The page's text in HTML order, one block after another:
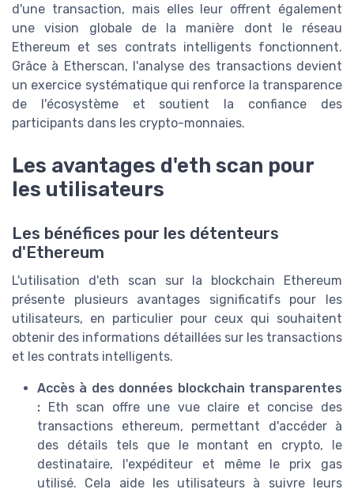
d'une transaction, mais elles leur offrent également
une vision globale de la manière dont le réseau
Ethereum et ses contrats intelligents fonctionnent.
Grâce à Etherscan, l'analyse des transactions devient
un exercice systématique qui renforce la transparence
de l'écosystème et soutient la confiance des
participants dans les crypto-monnaies.
Les avantages d'eth scan pour
les utilisateurs
Les bénéfices pour les détenteurs
d'Ethereum
L'utilisation d'eth scan sur la blockchain Ethereum
présente plusieurs avantages significatifs pour les
utilisateurs, en particulier pour ceux qui souhaitent
obtenir des informations détaillées sur les transactions
et les contrats intelligents.
Accès à des données blockchain transparentes
: Eth scan offre une vue claire et concise des
transactions ethereum, permettant d'accéder à
des détails tels que le montant en crypto, le
destinataire, l'expéditeur et même le prix gas
utilisé. Cela aide les utilisateurs à suivre leurs